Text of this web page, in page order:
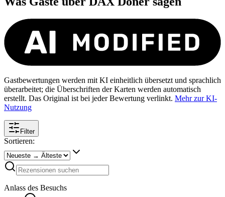
Gastbewertungen werden mit KI einheitlich übersetzt und sprachlich
überarbeitet; die Überschriften der Karten werden automatisch
erstellt. Das Original ist bei jeder Bewertung verlinkt. Mehr zur KI-
Nutzung
Filter
Sortieren:
Anlass des Besuchs